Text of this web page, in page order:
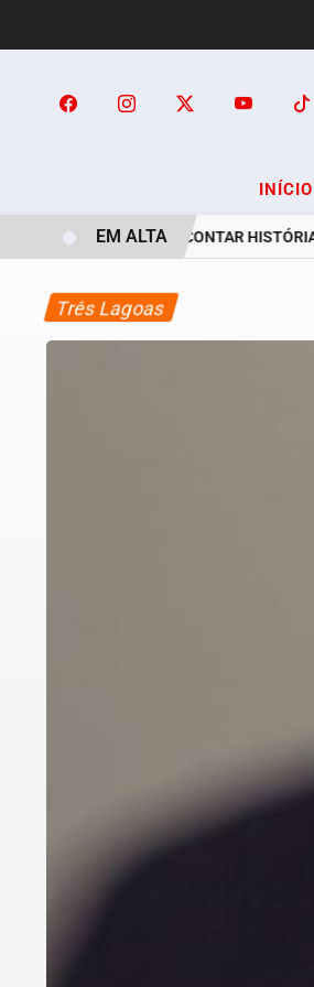
INÍCIO
A ARTE DE OUVIR E CONTAR HISTÓRIAS
EM ALTA
Três Lagoas